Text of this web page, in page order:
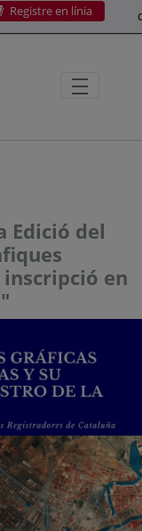
Registre en línia
Edició del
en